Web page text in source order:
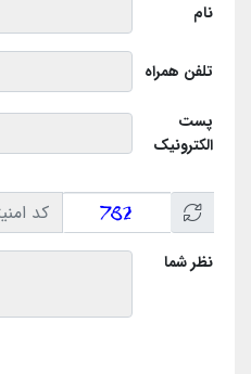
نام
تلفن همراه
پست
الکترونیک
نظر شما